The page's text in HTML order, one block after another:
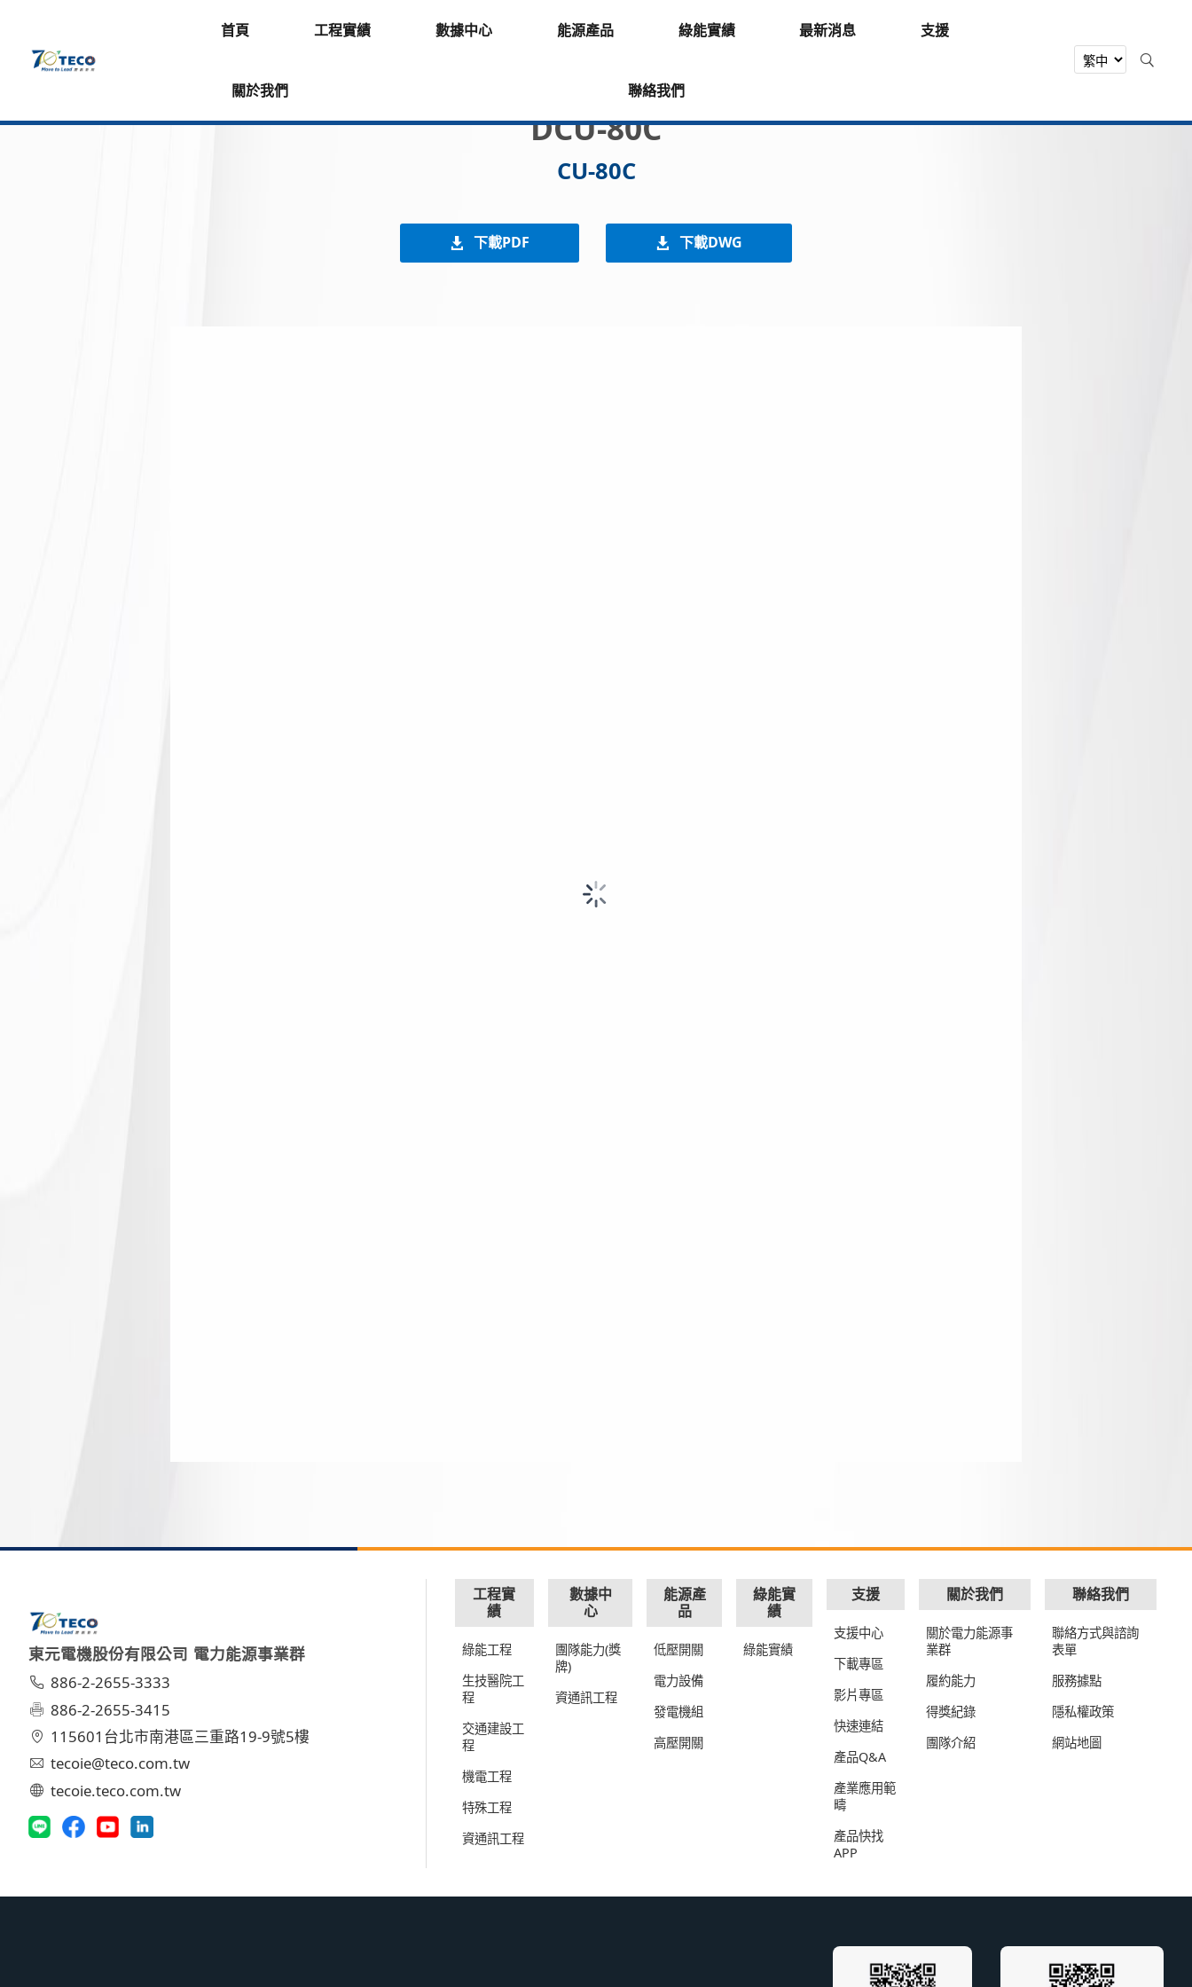
首頁 工程實績 數據中心 能源產品 綠能實績 最新消息 支援
關於我們 聯絡我們
DCU-80C
CU-80C
下載PDF 下載DWG
東元電機股份有限公司 電力能源事業群
886-2-2655-3333
886-2-2655-3415
115601台北市南港區三重路19-9號5樓
tecoie@teco.com.tw
tecoie.teco.com.tw
工程實
績
綠能工程
生技醫院工
程
交通建設工
程
機電工程
特殊工程
資通訊工程
數據中
心
團隊能力(獎
牌)
資通訊工程
能源產
品
低壓開關
電力設備
發電機組
高壓開關
綠能實
績
綠能實績
支援
支援中心
下載專區
影片專區
快速連結
產品Q&A
產業應用範
疇
產品快找
APP
關於我們
關於電力能源事
業群
履約能力
得獎紀錄
團隊介紹
聯絡我們
聯絡方式與諮詢
表單
服務據點
隱私權政策
網站地圖